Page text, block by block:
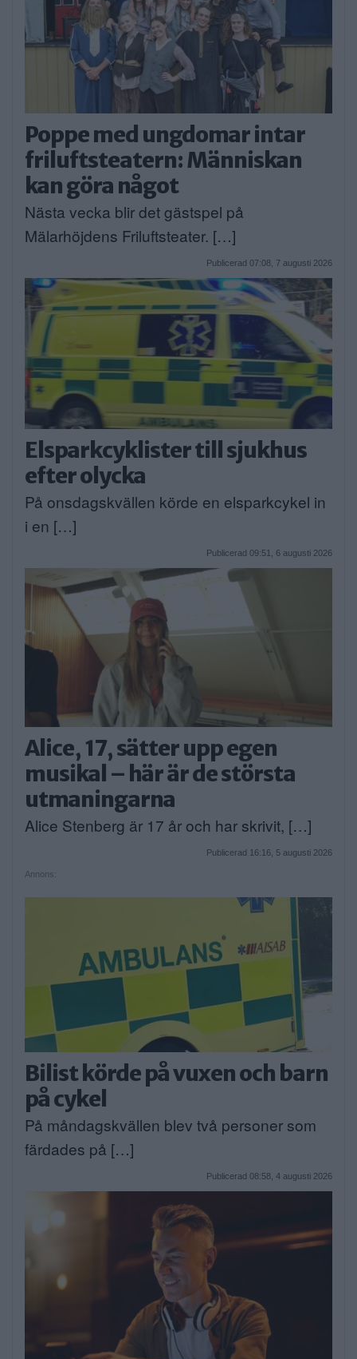
Poppe med ungdomar intar
friluftsteatern: Människan
kan göra något
Nästa vecka blir det gästspel på
Mälarhöjdens Friluftsteater. […]
Publicerad 07:08, 7 augusti 2026
Elsparkcyklister till sjukhus
efter olycka
På onsdagskvällen körde en elsparkcykel in
i en […]
Publicerad 09:51, 6 augusti 2026
Alice, 17, sätter upp egen
musikal – här är de största
utmaningarna
Alice Stenberg är 17 år och har skrivit, […]
Publicerad 16:16, 5 augusti 2026
Annons:
Bilist körde på vuxen och barn
på cykel
På måndagskvällen blev två personer som
färdades på […]
Publicerad 08:58, 4 augusti 2026